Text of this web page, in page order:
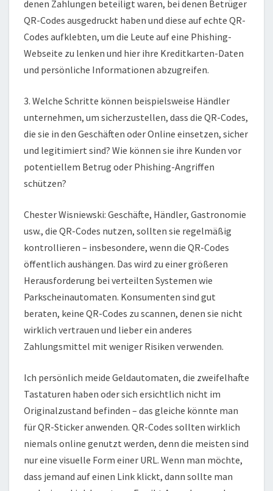
denen Zahlungen beteiligt waren, bei denen Betrüger
QR-Codes ausgedruckt haben und diese auf echte QR-
Codes aufklebten, um die Leute auf eine Phishing-
Webseite zu lenken und hier ihre Kreditkarten-Daten
und persönliche Informationen abzugreifen.
3. Welche Schritte können beispielsweise Händler
unternehmen, um sicherzustellen, dass die QR-Codes,
die sie in den Geschäften oder Online einsetzen, sicher
und legitimiert sind? Wie können sie ihre Kunden vor
potentiellem Betrug oder Phishing-Angriffen
schützen?
Chester Wisniewski: Geschäfte, Händler, Gastronomie
usw., die QR-Codes nutzen, sollten sie regelmäßig
kontrollieren – insbesondere, wenn die QR-Codes
öffentlich aushängen. Das wird zu einer größeren
Herausforderung bei verteilten Systemen wie
Parkscheinautomaten. Konsumenten sind gut
beraten, keine QR-Codes zu scannen, denen sie nicht
wirklich vertrauen und lieber ein anderes
Zahlungsmittel mit weniger Risiken verwenden.
Ich persönlich meide Geldautomaten, die zweifelhafte
Tastaturen haben oder sich ersichtlich nicht im
Originalzustand befinden – das gleiche könnte man
für QR-Sticker anwenden. QR-Codes sollten wirklich
niemals online genutzt werden, denn die meisten sind
nur eine visuelle Form einer URL. Wenn man möchte,
dass jemand auf einen Link klickt, dann sollte man